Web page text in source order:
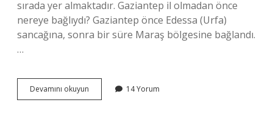
sırada yer almaktadır. Gaziantep il olmadan önce
nereye bağlıydı? Gaziantep önce Edessa (Urfa)
sancağına, sonra bir süre Maraş bölgesine bağlandı.
…
Devamını okuyun
Neden
14 Yorum